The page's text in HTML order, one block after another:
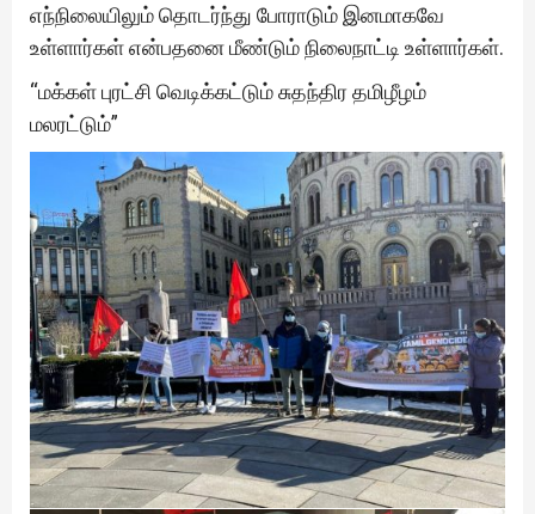
எந்நிலையிலும் தொடர்ந்து போராடும் இனமாகவே
உள்ளார்கள் என்பதனை மீண்டும் நிலைநாட்டி உள்ளார்கள்.
“மக்கள் புரட்சி வெடிக்கட்டும் சுதந்திர தமிழீழம்
மலரட்டும்”